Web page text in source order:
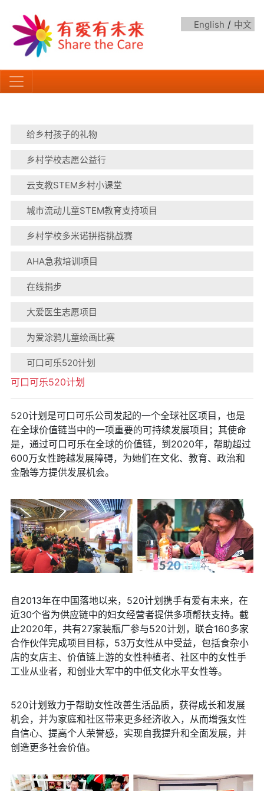
English / 中文
给乡村孩子的礼物
乡村学校志愿公益行
云支教STEM乡村小课堂
城市流动儿童STEM教育支持项目
乡村学校多米诺拼搭挑战赛
AHA急救培训项目
在线捐步
大爱医生志愿项目
为爱涂鸦儿童绘画比赛
可口可乐520计划
可口可乐520计划
520计划是可口可乐公司发起的一个全球社区项目，也是
在全球价值链当中的一项重要的可持续发展项目；其使命
是，通过可口可乐在全球的价值链，到2020年，帮助超过
600万女性跨越发展障碍，为她们在文化、教育、政治和
金融等方提供发展机会。
自2013年在中国落地以来，520计划携手有爱有未来，在
近30个省为供应链中的妇女经营者提供多项帮扶支持。截
止2020年，共有27家装瓶厂参与520计划，联合160多家
合作伙伴完成项目目标，53万女性从中受益，包括食杂小
店的女店主、价值链上游的女性种植者、社区中的女性手
工业从业者，和创业大军中的中低文化水平女性等。
520计划致力于帮助女性改善生活品质，获得成长和发展
机会，并为家庭和社区带来更多经济收入，从而增强女性
自信心、提高个人荣誉感，实现自我提升和全面发展，并
创造更多社会价值。